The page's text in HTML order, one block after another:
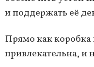
и поддержать её
Прямо как
привлекательна, и